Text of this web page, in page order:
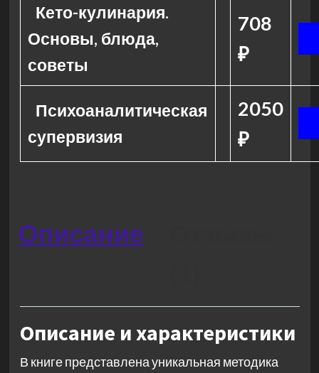
Кето-кулинария.
Основы, блюда,
советы
708
₽
Психоаналитическая
супервизия
2050
₽
Описание
Описание и характеристики
В книге представлена уникальная методика